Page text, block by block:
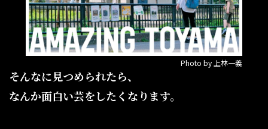
Photo by 上林一義
そんなに見つめられたら、
なんか面白い芸をしたくなります。